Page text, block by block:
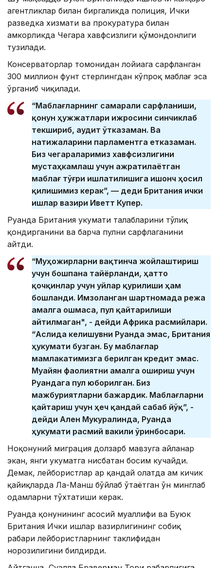
агентликлар билан биргаликда полиция, Ички
разведка хизмати ва прокуратура билан
ҳамкорликда Чегара хавфсизлиги қўмондонлиги
тузилади.
Консерваторлар томонидан лойиҳага сарфланган
300 миллион фунт стерлингдан кўпроқ маблағ эса
ўрганиб чиқилади.
“Маблағларнинг самарали сарфланиши,
қонун ҳужжатлари ижросини синчиклаб
текшириб, аудит ўтказаман. Ва
натижаларини парламентга етказаман.
Биз чегараларимиз хавфсизлигини
мустаҳкамлаш учун ажратилаётган
маблағ тўғри ишлатилишига ишонч ҳосил
қилишимиз керак”, — деди Британия ички
ишлар вазири Иветт Купер.
Руанда Британия ҳукумати талабларини тўлиқ
қондирганини ва барча пулни сарфлаганини
айтди.
“Муҳожирларни вақтинча жойлаштириш
учун бошпана тайёрланди, ҳатто
қочқинлар учун уйлар қурилиши ҳам
бошланди. Имзоланган шартномада режа
амалга ошмаса, пул қайтарилиши
айтилмаган", - дейди Африка расмийлари.
“Аслида келишувни Руанда эмас, Британия
ҳукумати бузган. Бу маблағлар
мамлакатимизга берилган кредит эмас.
Муайян фаолиятни амалга ошириш учун
Руандага пул юборилган. Биз
мажбуриятларни бажардик. Маблағларни
қайтариш учун ҳеч қандай сабаб йўқ”, -
дейди Ален Мукуралинда, Руанда
ҳукумати расмий вакили ўринбосари.
Ноқонуний миграция долзарб мавзуга айланар
экан, янги ҳукуматга нисбатан босим кучайди.
Демак, лейбористлар ҳар қандай ҳолатда ҳам кичик
қайиқларда Ла-Манш бўйлаб ўтаётган ўн минглаб
одамларни тўхтатиши керак.
Руанда қонунининг асосий муаллифи ва Буюк
Британия Ички ишлар вазирлигининг собиқ
раҳбари лейбористларнинг таклифидан
норозилигини билдирди.